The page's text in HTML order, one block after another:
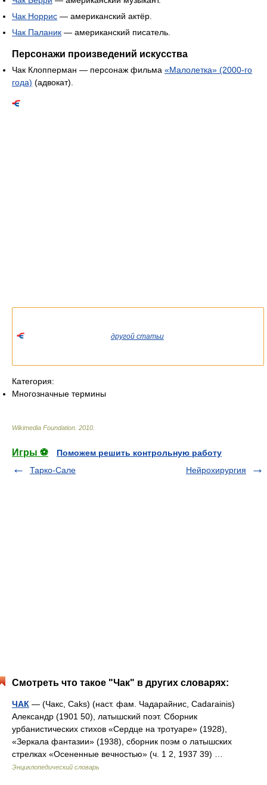
Чак Норрис — американский актёр.
Чак Паланик — американский писатель.
Персонажи произведений искусства
Чак Клопперман — персонаж фильма «Малолетка» (2000-го
года) (адвокат).
другой статьи
Категория:
Многозначные термины
Wikimedia Foundation 2010
Игры ⚽
Поможем решить контрольную работу
Тарко-Сале
Нейрохирургия
Смотреть что такое "Чак" в других словарях:
ЧАК — (Чакс, Caks) (наст. фам. Чадарайнис, Cadarainis)
Александр (1901 50), латышский поэт. Сборник
урбанистических стихов «Сердце на тротуаре» (1928),
«Зеркала фантазии» (1938), сборник поэм о латышских
стрелках «Осененные вечностью» (ч. 1 2, 1937 39) …
Энциклопедический словарь